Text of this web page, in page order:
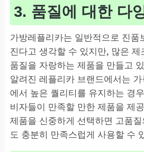
3. 품질에 대한 다
가방레플리카는 일반적으로 진품
진다고 생각할 수 있지만, 많은
품질을 자랑하는 제품을 만들고
알려진 레플리카 브랜드에서는
에서 높은 퀄리티를 유지하는 경
비자들이 만족할 만한 제품을 제
제품을 신중하게 선택하면 고품
도 충분히 만족스럽게 사용할 수